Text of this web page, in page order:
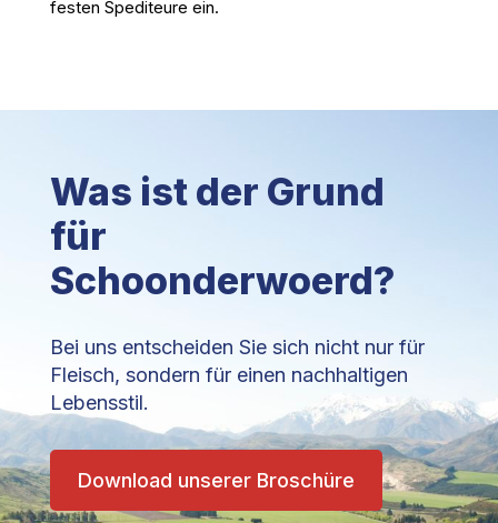
festen Spediteure ein.
Was ist der Grund
für
Schoonderwoerd?
Bei uns entscheiden Sie sich nicht nur für
Fleisch, sondern für einen nachhaltigen
Lebensstil.
Download unserer Broschüre